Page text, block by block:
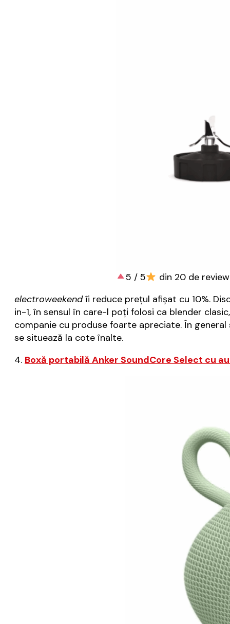
5 / 5
din 20 de
electroweekendîi reduce prețul afișat cu 10%.
in-1, în sensul în care-l poți folosi ca blender
companie cu produse foarte apreciate. În
se situează la cote înalte.
4. Boxă portabilă Anker SoundCore Select cu